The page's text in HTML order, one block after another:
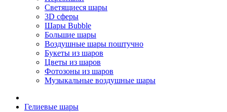
Светящиеся шары
3D сферы
Шары Bubble
Большие шары
Воздушные шары поштучно
Букеты из шаров
Цветы из шаров
Фотозоны из шаров
Музыкальные воздушные шары
Гелиевые шары